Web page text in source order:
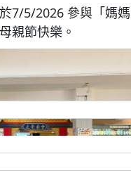
7/5/2026 參與「媽
親節快樂。